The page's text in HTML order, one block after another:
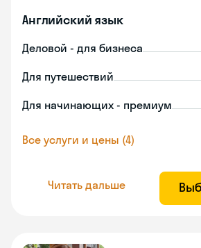
Английский язык
Деловой - для бизнеса
Для путешествий
Для начинающих - премиум
Все услуги и цены (4)
Читать дальше